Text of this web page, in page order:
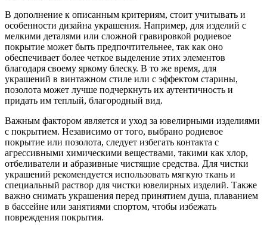
В дополнение к описанным критериям, стоит учитывать и
особенности дизайна украшения. Например, для изделий с
мелкими деталями или сложной гравировкой родиевое
покрытие может быть предпочтительнее, так как оно
обеспечивает более четкое выделение этих элементов
благодаря своему яркому блеску. В то же время, для
украшений в винтажном стиле или с эффектом старины,
позолота может лучше подчеркнуть их аутентичность и
придать им теплый, благородный вид.
Важным фактором является и уход за ювелирными изделиями
с покрытием. Независимо от того, выбрано родиевое
покрытие или позолота, следует избегать контакта с
агрессивными химическими веществами, такими как хлор,
отбеливатели и абразивные чистящие средства. Для чистки
украшений рекомендуется использовать мягкую ткань и
специальный раствор для чистки ювелирных изделий. Также
важно снимать украшения перед принятием душа, плаванием
в бассейне или занятиями спортом, чтобы избежать
повреждения покрытия.